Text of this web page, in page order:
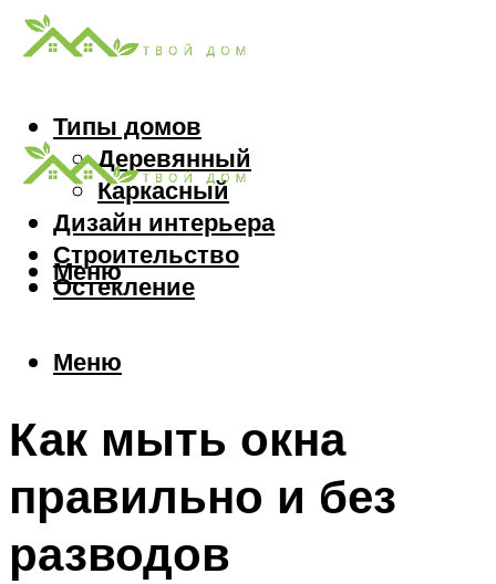
Типы домов
Деревянный
Каркасный
Дизайн интерьера
Строительство
Остекление
Меню
Меню
Как мыть окна
правильно и без
разводов